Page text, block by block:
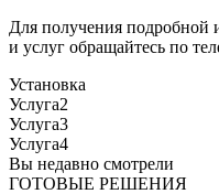
Для получения подробной
и услуг обращайтесь по
Установка
Услуга2
Услуга3
Услуга4
Вы недавно смотрели
ГОТОВЫЕ РЕШЕНИЯ